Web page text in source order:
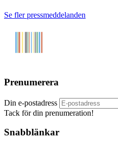
Se fler pressmeddelanden
Prenumerera
Din e-postadress
Tack för din prenumeration!
Snabblänkar